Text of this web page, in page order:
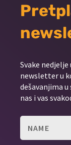
Svake
newsletter u
dešavanjima
nas i vas